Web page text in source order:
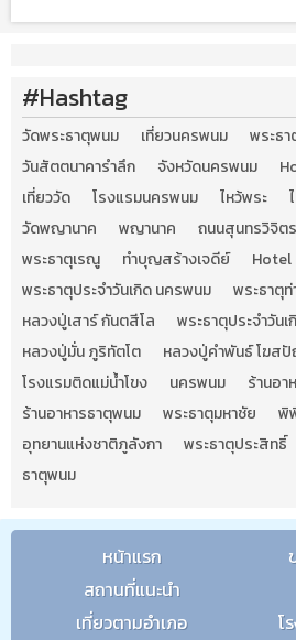
#Hashtag
วัดพระธาตุพนม เที่ยวนครพนม
พระธ
วันสัตตนาคารำลึก
จังหวัดนครพนม
เที่ยววัด
โรงแรมนครพนม ไหว้พระ
วัดพญานาค
พญานาค ถนนสุนทรวิจิตร
พระธาตุเรณู
ทำบุญสร้างเจดีย์
Hotel
พระธาตุประจำวันเกิด นครพนม
พระธาตุท่
หลวงปู่เสาร์ กันตสีโล
พระธาตุประจำวันเ
หลวงปู่มั่น ภูริทัตโต
หลวงปู่คำพันธ์ โฆส
โรงแรมติดแม่น้ำโขง
นครพนม
ร้านอา
ร้านอาหารธาตุพนม
พระธาตุมหาชัย พิ
อุทยานแห่งชาติภูลังกา
พระธาตุประสิทธิ์
ธาตุพนม
หน้าแรก
สถานที่แนะนำ
เที่ยวตามอำเภอ
โ